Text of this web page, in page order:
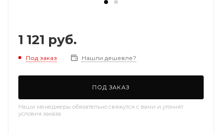
1 121 руб.
Под заказ Нашли дешевле?
ПОД ЗАКАЗ
Наши менеджеры обязательно свяжутся с вами и уточнят
условия заказа